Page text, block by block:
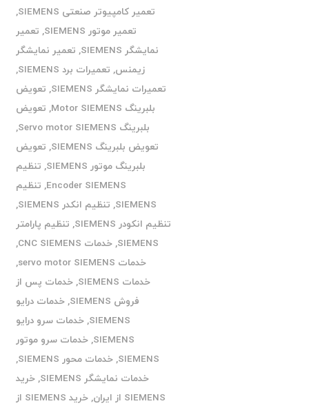
تعمیر کامپیوتر صنعتی SIEMENS
,
تعمیر موتور SIEMENS
, تعمیر
نمایشگر SIEMENS
, تعمیر نمایشگر
زیمنس, تعمیرات برد SIEMENS
,
تعمیرات نمایشگر SIEMENS
, تعویض
بلبرینگ Motor SIEMENS
, تعویض
بلبرینگ Servo motor SIEMENS
,
تعویض بلبرینگ SIEMENS
, تعویض
بلبرینگ موتور SIEMENS
, تنظیم
Encoder SIEMENS
, تنظیم
SIEMENS
, تنظیم انکدر SIEMENS
,
تنظیم انکودر SIEMENS
, تنظیم پارامتر
SIEMENS
,خدمات CNC SIEMENS
,
خدمات servo motor SIEMENS
,
خدمات SIEMENS
,خدمات پس از
فروش SIEMENS
,خدمات درایو
SIEMENS
,خدمات سرو درایو
SIEMENS
,خدمات سرو موتور
SIEMENS
,خدمات محور SIEMENS
,
خدمات نمایشگر SIEMENS
,خرید
SIEMENS از ایران
, خرید SIEMENS از